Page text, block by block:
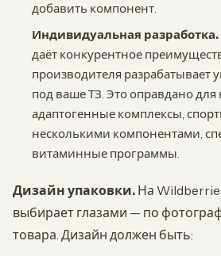
добавить компонент.
Индивидуальная разработка.
даёт конкурентное
производителя разрабатывает
под ваше ТЗ. Это оправдано
адаптогенные комплексы,
несколькими компонентами,
витаминные программы.
Дизайн упаковки. На
выбирает глазами — по
товара. Дизайн должен быть: